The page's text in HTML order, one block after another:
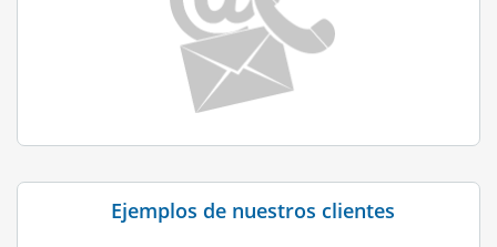
Ejemplos de nuestros clientes